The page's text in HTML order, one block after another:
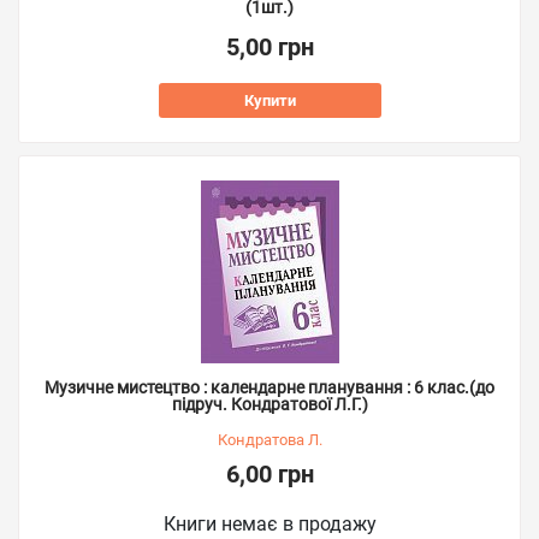
(1шт.)
5,00 грн
Купити
Музичне мистецтво : календарне планування : 6 клас.(до
підруч. Кондратової Л.Г.)
Кондратова Л.
6,00 грн
Книги немає в продажу